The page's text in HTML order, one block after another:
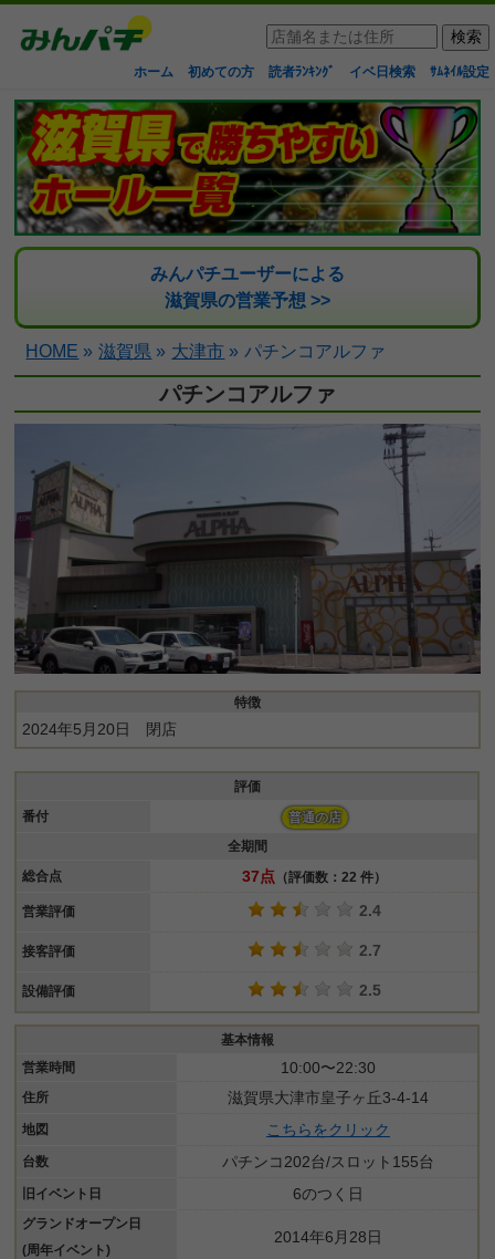
ホーム 初めての方 読者ﾗﾝｷﾝｸﾞ イベ日検索 ｻﾑﾈｲﾙ設定
みんパチユーザーによる
滋賀県の営業予想 >>
HOME » 滋賀県 » 大津市 » パチンコアルファ
パチンコアルファ
特徴
2024年5月20日 閉店
評価
番付
普通の店
全期間
総合点
37点 （評価数：22 件）
営業評価 2.4
接客評価 2.7
設備評価 2.5
基本情報
営業時間
10:00〜22:30
住所 滋賀県大津市皇子ヶ丘3-4-14
地図 こちらをクリック
台数 パチンコ202台/スロット155台
旧イベント日 6のつく日
グランドオープン日
(周年イベント)
2014年6月28日